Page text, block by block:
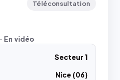
Téléconsultation
En vidéo
Secteur 1
Nice (06)